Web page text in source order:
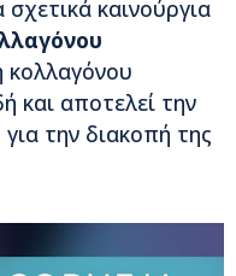
καινούργια
κολλαγόνου
και αποτελεί την
την διακοπή της